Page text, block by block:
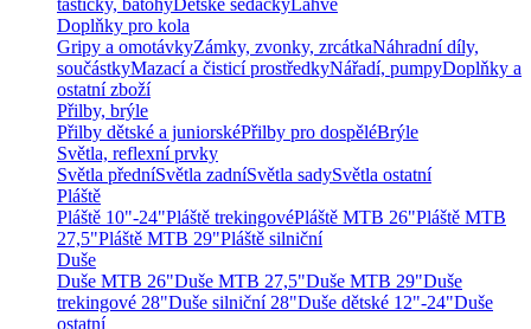
taštičky, batohyDětské sedačkyLáhve
Doplňky pro kola
Gripy a omotávkyZámky, zvonky, zrcátkaNáhradní díly,
součástkyMazací a čisticí prostředkyNářadí, pumpyDoplňky a
ostatní zboží
Přilby, brýle
Přilby dětské a juniorskéPřilby pro dospěléBrýle
Světla, reflexní prvky
Světla předníSvětla zadníSvětla sadySvětla ostatní
Pláště
Pláště 10"-24"Pláště trekingovéPláště MTB 26"Pláště MTB
27,5"Pláště MTB 29"Pláště silniční
Duše
Duše MTB 26"Duše MTB 27,5"Duše MTB 29"Duše
trekingové 28"Duše silniční 28"Duše dětské 12"-24"Duše
ostatní